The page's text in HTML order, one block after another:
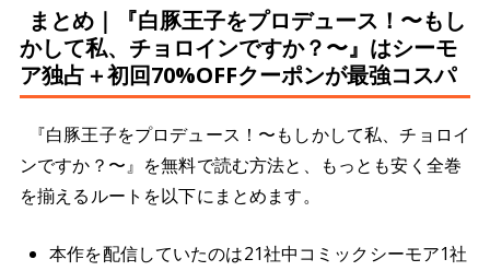
まとめ｜『白豚王子をプロデュース！〜もし
かして私、チョロインですか？〜』はシーモ
ア独占＋初回70%OFFクーポンが最強コスパ
『白豚王子をプロデュース！〜もしかして私、チョロイ
ンですか？〜』を無料で読む方法と、もっとも安く全巻
を揃えるルートを以下にまとめます。
本作を配信していたのは21社中コミックシーモア1社